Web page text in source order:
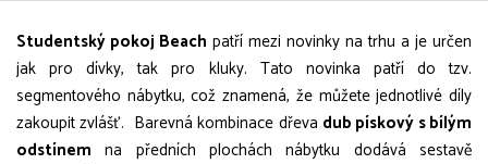
Studentský pokoj Beach patří mezi novinky na trhu a je určen
jak pro dívky, tak pro kluky. Tato novinka patří do tzv.
segmentového nábytku, což znamená, že můžete jednotlivé díly
zakoupit zvlášť. Barevná kombinace dřeva dub pískový s bílým
odstínem na předních plochách nábytku dodává sestavě